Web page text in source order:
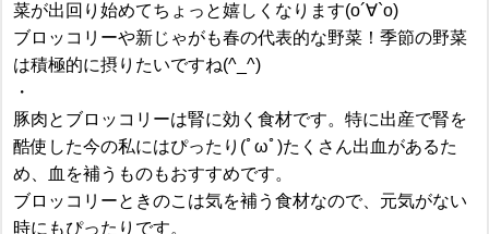
菜が出回り始めてちょっと嬉しくなります(о´∀`о)
ブロッコリーや新じゃがも春の代表的な野菜！季節の野菜
は積極的に摂りたいですね(^_^)
・
豚肉とブロッコリーは腎に効く食材です。特に出産で腎を
酷使した今の私にはぴったり(ﾟωﾟ)たくさん出血があるた
め、血を補うものもおすすめです。
ブロッコリーときのこは気を補う食材なので、元気がない
時にもぴったりです。